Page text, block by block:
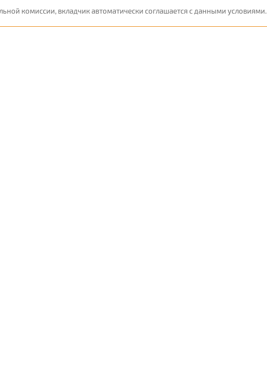
комиссии, вкладчик автоматически соглашается с данными условиями.